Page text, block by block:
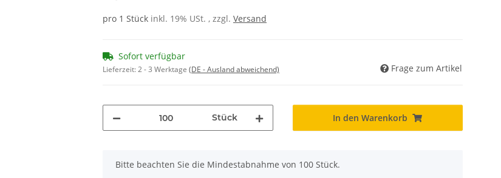
pro 1 Stück inkl. 19% USt. , zzgl. Versand
Sofort verfügbar
Lieferzeit:2 - 3 Werktage (DE - Ausland abweichend) Frage zum Artikel
Stück In den Warenkorb
x
Bitte beachten Sie die Mindestabnahme von 100 Stück.